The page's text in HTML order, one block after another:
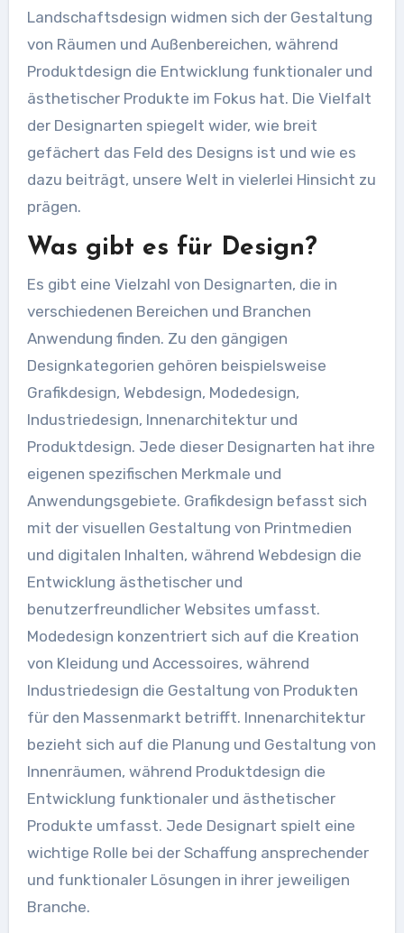
Landschaftsdesign widmen sich der Gestaltung
von Räumen und Außenbereichen, während
Produktdesign die Entwicklung funktionaler und
ästhetischer Produkte im Fokus hat. Die Vielfalt
der Designarten spiegelt wider, wie breit
gefächert das Feld des Designs ist und wie es
dazu beiträgt, unsere Welt in vielerlei Hinsicht zu
prägen.
Was gibt es für Design?
Es gibt eine Vielzahl von Designarten, die in
verschiedenen Bereichen und Branchen
Anwendung finden. Zu den gängigen
Designkategorien gehören beispielsweise
Grafikdesign, Webdesign, Modedesign,
Industriedesign, Innenarchitektur und
Produktdesign. Jede dieser Designarten hat ihre
eigenen spezifischen Merkmale und
Anwendungsgebiete. Grafikdesign befasst sich
mit der visuellen Gestaltung von Printmedien
und digitalen Inhalten, während Webdesign die
Entwicklung ästhetischer und
benutzerfreundlicher Websites umfasst.
Modedesign konzentriert sich auf die Kreation
von Kleidung und Accessoires, während
Industriedesign die Gestaltung von Produkten
für den Massenmarkt betrifft. Innenarchitektur
bezieht sich auf die Planung und Gestaltung von
Innenräumen, während Produktdesign die
Entwicklung funktionaler und ästhetischer
Produkte umfasst. Jede Designart spielt eine
wichtige Rolle bei der Schaffung ansprechender
und funktionaler Lösungen in ihrer jeweiligen
Branche.